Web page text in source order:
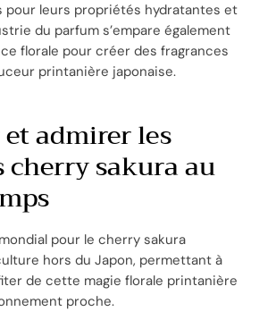
pour leurs propriétés hydratantes et
du parfum s’empare également
florale pour créer des fragrances
printanière japonaise.
admirer les
cherry sakura au
pour le cherry sakura
hors du Japon, permettant à
de cette magie florale printanière
proche.